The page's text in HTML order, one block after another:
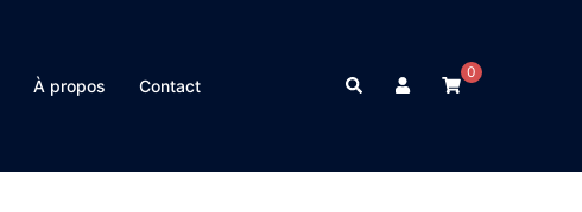
À propos Contact Rechercher
0